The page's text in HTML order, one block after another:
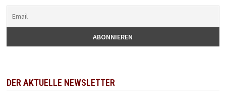
DER AKTUELLE NEWSLETTER